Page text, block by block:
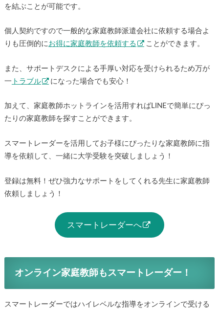
を結ぶことが可能です。
個人契約ですので一般的な家庭教師派遣会社に依頼する場合よ
りも圧倒的にお得に家庭教師を依頼する ことができます。
また、サポートデスクによる手厚い対応を受けられるため万が
一 トラブル になった場合でも安心！
加えて、家庭教師ホットラインを活用すればLINEで簡単にぴっ
たりの家庭教師を探すことができます。
スマートレーダーを活用してお子様にぴったりな家庭教師に指
導を依頼して、一緒に大学受験を突破しましょう！
登録は無料！ぜひ強力なサポートをしてくれる先生に家庭教師
依頼しましょう！
スマートレーダーへ
オンライン家庭教師もスマートレーダー！
スマートレーダーではハイレベルな指導をオンラインで受ける